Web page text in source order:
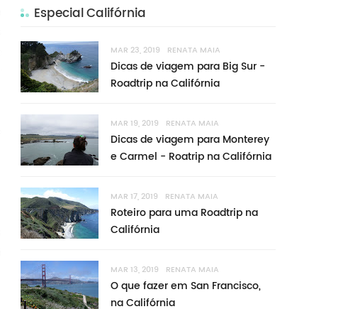
Especial Califórnia
MAR 23, 2019 RENATA MAIA
Dicas de viagem para Big Sur -
Roadtrip na Califórnia
MAR 19, 2019 RENATA MAIA
Dicas de viagem para Monterey
e Carmel - Roatrip na Califórnia
MAR 17, 2019 RENATA MAIA
Roteiro para uma Roadtrip na
Califórnia
MAR 13, 2019 RENATA MAIA
O que fazer em San Francisco,
na Califórnia